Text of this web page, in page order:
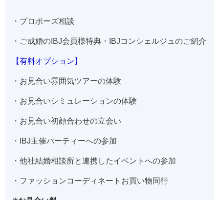
・プロポーズ相談
・ご成婚のIBJ会員様特典・IBJコンシェルジュのご紹介
【有料オプション】
・お見合い雰囲気ツアーの体験
・お見合いシミュレーションの体験
・お見合い初顔合わせの立会い
・IBJ主催パーティーへの参加
・他社結婚相談所と連携したイベントへの参加
・ファッションコーディネートお買い物同行